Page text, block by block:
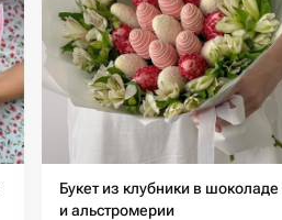
Букет из клубники в шоколаде
и альстромерии